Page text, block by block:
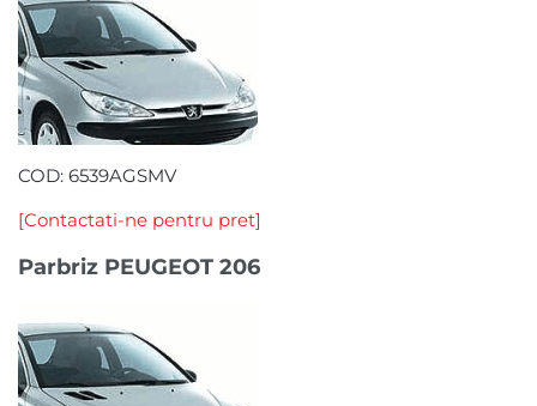
COD: 6539AGSMV
[Contactati-ne pentru pret]
Parbriz PEUGEOT 206